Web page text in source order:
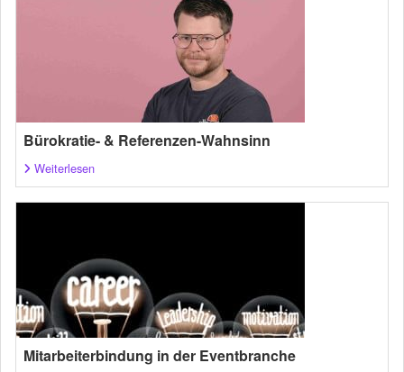
Bürokratie- & Referenzen-Wahnsinn
Weiterlesen
Mitarbeiterbindung in der Eventbranche